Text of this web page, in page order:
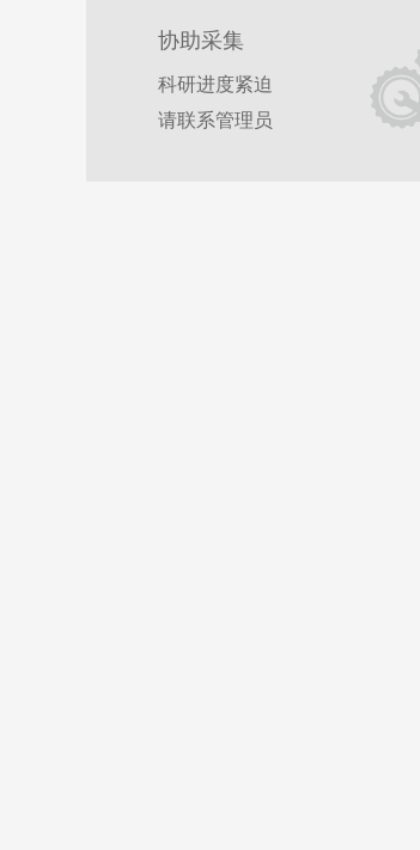
协助采集
科研进度紧迫
请联系管理员